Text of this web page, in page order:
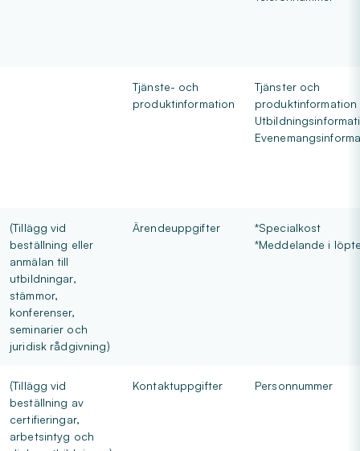
Tjänste- och
produktinformation
Tjänster och
produktinformation
(Tillägg vid
beställning eller
anmälan till
utbildningar,
stämmor,
konferenser,
seminarier och
juridisk rådgivning)
Ärendeuppgifter
*Specialkost
*Meddelande i
(Tillägg vid
beställning av
certifieringar,
arbetsintyg och
Kontaktuppgifter Personnummer